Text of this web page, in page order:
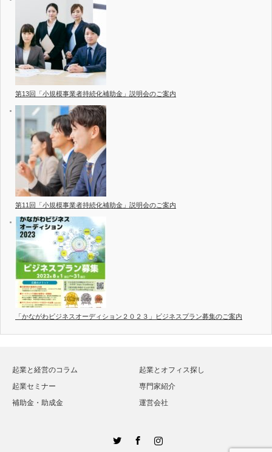
第13回「小規模事業者持続化補助金」説明会のご案内
第11回「小規模事業者持続化補助金」説明会のご案内
「かながわビジネスオーディション２０２３」ビジネスプラン募集のご案内
起業と経営のコラム
起業とオフィス探し
起業セミナー
専門家紹介
補助金・助成金
運営会社